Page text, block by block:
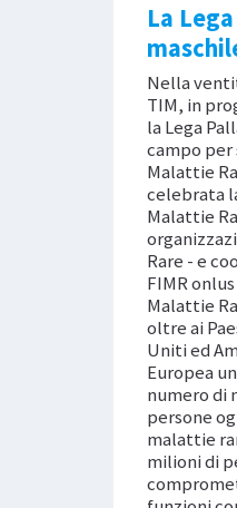
La
Nella
TIM, in
la Lega
campo per
Malattie
celebrata
Malattie
Rare - e
FIMR
Malattie
oltre ai
Uniti ed
Europea
numero di
persone
malattie
milioni di